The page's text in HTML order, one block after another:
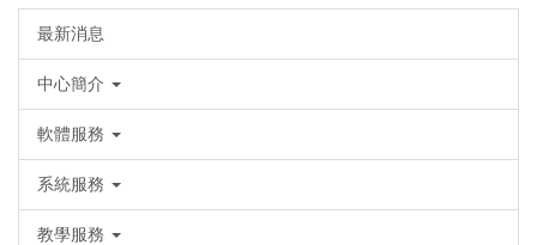
最新消息
中心簡介
軟體服務
系統服務
教學服務